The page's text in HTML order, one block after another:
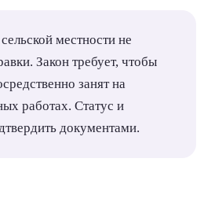
местности не
Закон требует, чтобы
занят на
работах. Статус и
документами.